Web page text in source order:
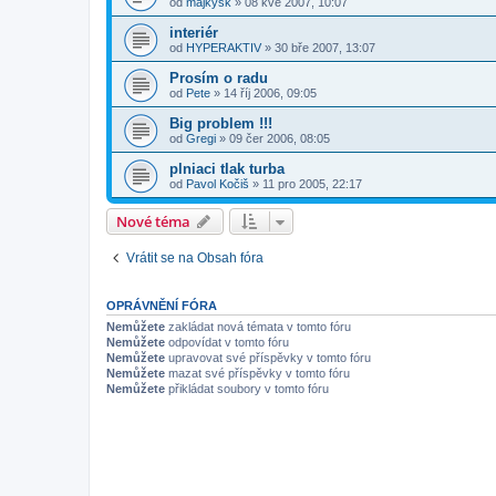
interiér
od HYPERAKTIV » 30 bře 2007, 13:07
Prosím o radu
od Pete » 14 říj 2006, 09:05
Big problem !!!
od Gregi » 09 čer 2006, 08:05
plniaci tlak turba
od Pavol Kočiš » 11 pro 2005, 22:17
Nové téma
Vrátit se na Obsah fóra
OPRÁVNĚNÍ FÓRA
Nemůžete zakládat nová témata v tomto fóru
Nemůžete odpovídat v tomto fóru
Nemůžete upravovat své příspěvky v tomto fóru
Nemůžete mazat své příspěvky v tomto fóru
Nemůžete přikládat soubory v tomto fóru